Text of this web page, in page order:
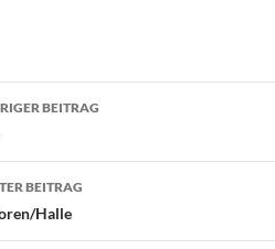
BEITRAG
BEITRAG
Halle